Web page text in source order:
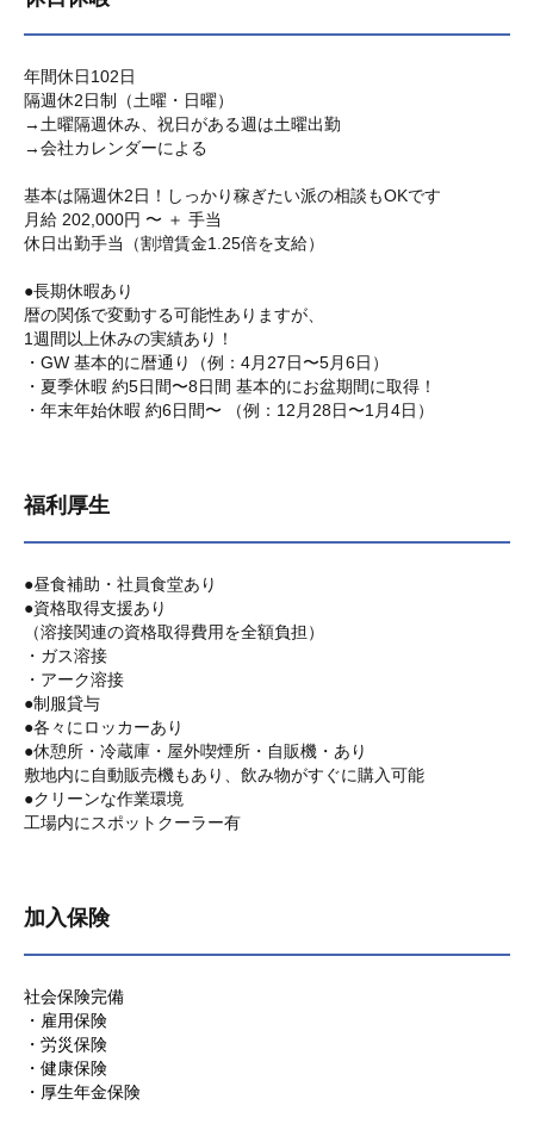
年間休日102日
隔週休2日制（土曜・日曜）
→土曜隔週休み、祝日がある週は土曜出勤
→会社カレンダーによる
基本は隔週休2日！しっかり稼ぎたい派の相談もOKです
月給 202,000円 〜 ＋ 手当
休日出勤手当（割増賃金1.25倍を支給）
●長期休暇あり
暦の関係で変動する可能性ありますが、
1週間以上休みの実績あり！
・GW 基本的に暦通り（例：4月27日〜5月6日）
・夏季休暇 約5日間〜8日間 基本的にお盆期間に取得！
・年末年始休暇 約6日間〜 （例：12月28日〜1月4日）
福利厚生
●昼食補助・社員食堂あり
●資格取得支援あり
（溶接関連の資格取得費用を全額負担）
・ガス溶接
・アーク溶接
●制服貸与
●各々にロッカーあり
●休憩所・冷蔵庫・屋外喫煙所・自販機・あり
敷地内に自動販売機もあり、飲み物がすぐに購入可能
●クリーンな作業環境
工場内にスポットクーラー有
加入保険
社会保険完備
・雇用保険
・労災保険
・健康保険
・厚生年金保険